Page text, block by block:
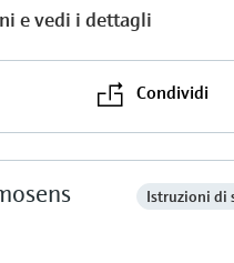
e vedi i dettagli
Condividi
Istruzioni di